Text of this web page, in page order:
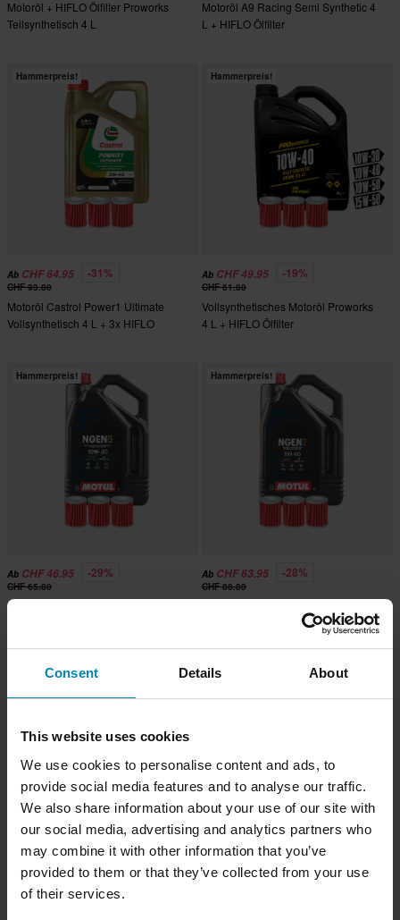
Consent Details About
This website uses cookies
We use cookies to personalise content and ads, to
provide social media features and to analyse our traffic.
We also share information about your use of our site with
our social media, advertising and analytics partners who
may combine it with other information that you’ve
provided to them or that they’ve collected from your use
of their services.
Motoröl + HIFLO Ölfilter Proworks
Teilsynthetisch 4 L
Motoröl A9 Racing Semi Synthetic 4
L + HIFLO Ölfilter
Hammerpreis!
Ab CHF 64.95 -31%
CHF 93.80
Motoröl Castrol Power1 Ultimate
Vollsynthetisch 4 L + 3x HIFLO
Hammerpreis!
Ab CHF 49.95 -19%
CHF 61.80
Vollsynthetisches Motoröl Proworks
4 L + HIFLO Ölfilter
Hammerpreis!
Ab CHF 46.95 -29%
CHF 65.80
Motoröl + HIFLO Ölfilter Motul NGEN
Hammerpreis!
Ab CHF 63.95 -28%
CHF 88.80
Hammerpreis!
CHF 4.95 -44%
CHF 8.85
Hammerpreis!
AbCHF 1.95 -34%